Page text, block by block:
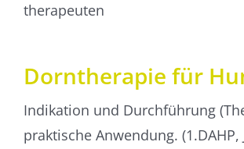
therapeuten
Dorntherapie für
Indikation und Durchführung
praktische Anwendung. (1.DAHP,